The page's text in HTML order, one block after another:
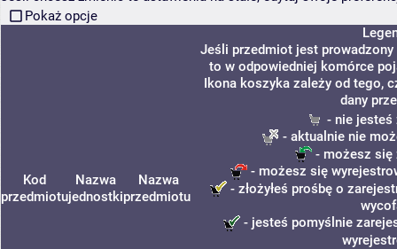
Pokaż opcje
Kod
przedmiotu
Nazwa
jednostki
Nazwa
przedmiotu
Jeśli przedmiot jest
to w odpowiedniej komórce
Ikona koszyka zależy od tego,
dany
- nie jesteś
- aktualnie nie
- możesz się
- możesz się
- złożyłeś prośbę o
- jesteś pomyślnie